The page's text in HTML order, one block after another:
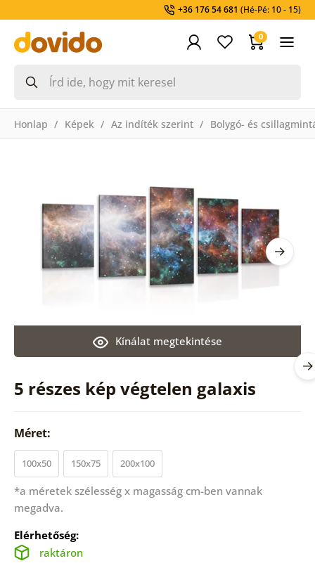
+36 176 54 681 (Hé-Pé: 10 - 15)
0
Honlap Képek Az indíték szerint Bolygó- és
5 részes kép végtelen galaxis
Kínálat megtekintése
Méret:
100x50 150x75 200x100
*a méretek szélesség x magasság cm-ben vannak
megadva.
Elérhetőség:
raktáron